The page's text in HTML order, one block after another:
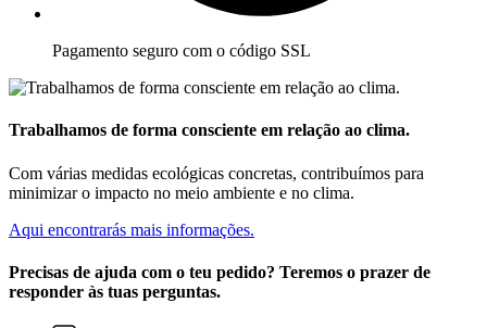
Pagamento seguro com o código SSL
Trabalhamos de forma consciente em relação ao clima.
Com várias medidas ecológicas concretas, contribuímos para
minimizar o impacto no meio ambiente e no clima.
Aqui encontrarás mais informações.
Precisas de ajuda com o teu pedido? Teremos o prazer de
responder às tuas perguntas.